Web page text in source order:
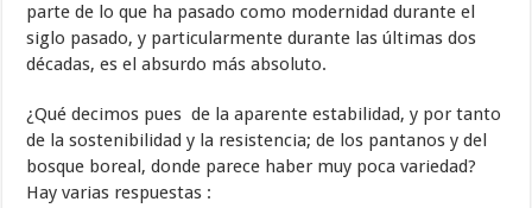
parte de lo que ha pasado como modernidad durante el
siglo pasado, y particularmente durante las últimas dos
décadas, es el absurdo más absoluto.
¿Qué decimos pues de la aparente estabilidad, y por tanto
de la sostenibilidad y la resistencia; de los pantanos y del
bosque boreal, donde parece haber muy poca variedad?
Hay varias respuestas :